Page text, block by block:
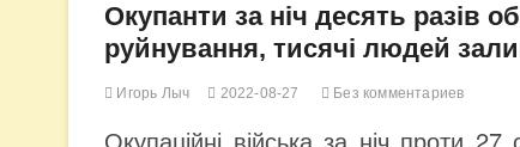
Окупанти за ніч десять разів
руйнування, тисячі людей
Игорь Лыч 2022-08-27 Без комментариев